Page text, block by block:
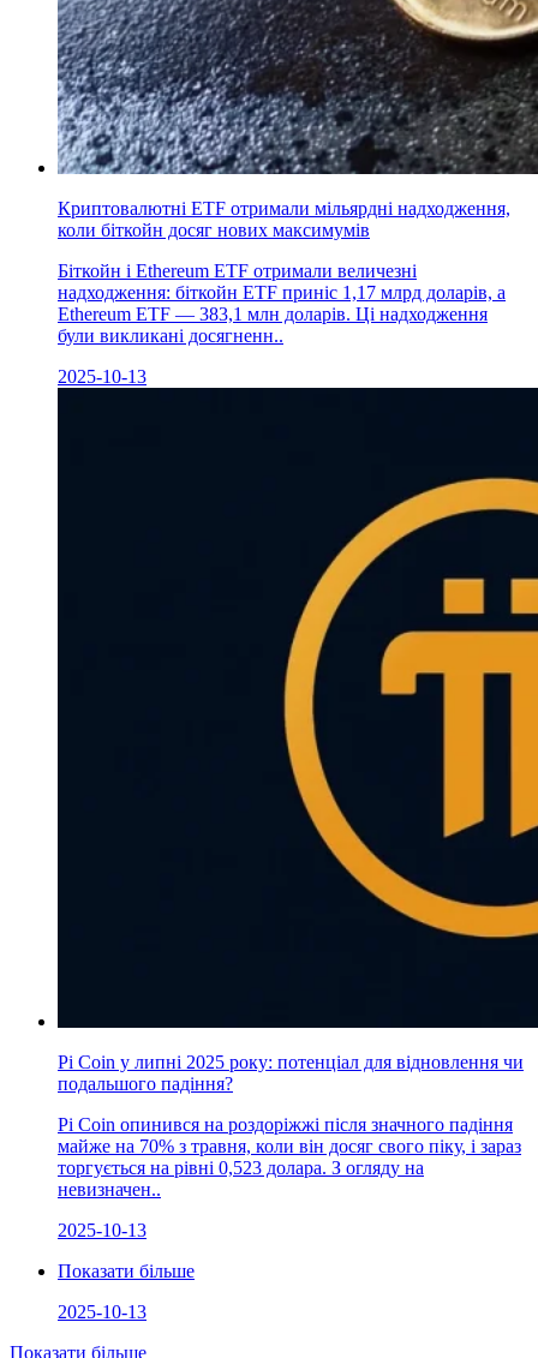
Криптовалютні ETF отримали мільярдні надходження,
коли біткойн досяг нових максимумів
Біткойн і Ethereum ETF отримали величезні
надходження: біткойн ETF приніс 1,17 млрд доларів, а
Ethereum ETF — 383,1 млн доларів. Ці надходження
були викликані досягненн..
2025-10-13
Pi Coin у липні 2025 року: потенціал для відновлення чи
подальшого падіння?
Pi Coin опинився на роздоріжжі після значного падіння
майже на 70% з травня, коли він досяг свого піку, і зараз
торгується на рівні 0,523 долара. З огляду на
невизначен..
2025-10-13
Показати більше
2025-10-13
Показати більше